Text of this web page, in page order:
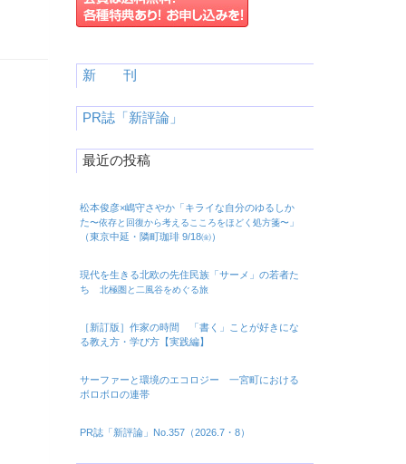
新 刊
PR誌「新評論」
最近の投稿
松本俊彦×嶋守さやか「キライな自分のゆるしか
た〜依存と回復から考えるこころをほどく処方箋〜」
（東京中延・隣町珈琲 9/18㈮）
現代を生きる北欧の先住民族「サーメ」の若者た
ち 北極圏と二風谷をめぐる旅
［新訂版］作家の時間 「書く」ことが好きにな
る教え方・学び方【実践編】
サーファーと環境のエコロジー 一宮町における
ボロボロの連帯
PR誌「新評論」No.357（2026.7・8）